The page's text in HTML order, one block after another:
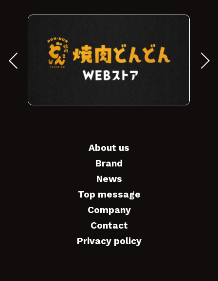
About us
Brand
News
Top message
Company
Contact
Privacy policy